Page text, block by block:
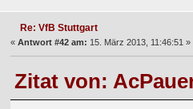
Re: VfB Stuttgart
« Antwort #42 am: 15. März 2013, 11:46:51 »
Zitat von: